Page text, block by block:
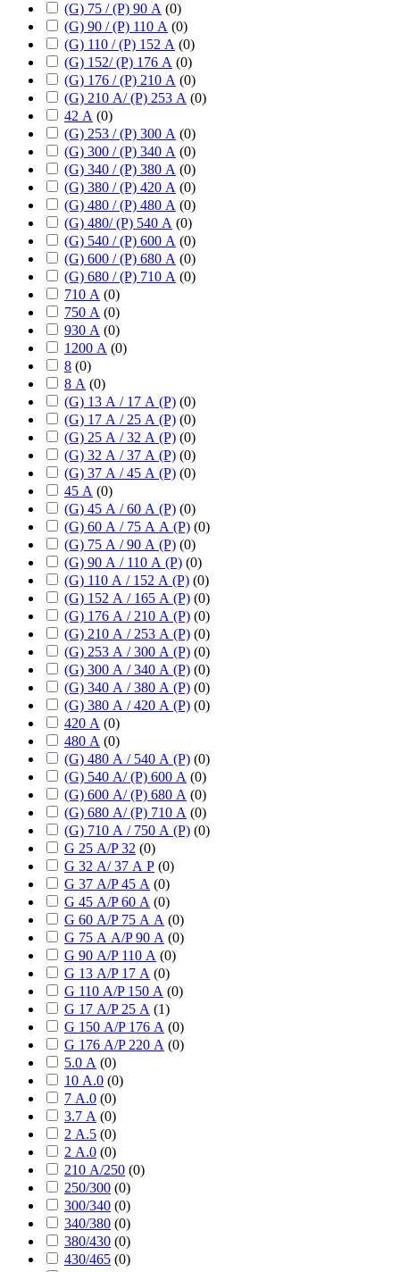
(G) 75 / (P) 90 А (0)
(G) 90 / (P) 110 А (0)
(G) 110 / (P) 152 А (0)
(G) 152/ (P) 176 А (0)
(G) 176 / (P) 210 А (0)
(G) 210 А/ (P) 253 А (0)
42 А (0)
(G) 253 / (P) 300 А (0)
(G) 300 / (P) 340 А (0)
(G) 340 / (P) 380 А (0)
(G) 380 / (P) 420 А (0)
(G) 480 / (P) 480 А (0)
(G) 480/ (P) 540 А (0)
(G) 540 / (P) 600 А (0)
(G) 600 / (P) 680 А (0)
(G) 680 / (P) 710 А (0)
710 А (0)
750 А (0)
930 А (0)
1200 А (0)
8 (0)
8 А (0)
(G) 13 А / 17 А (P) (0)
(G) 17 А / 25 А (P) (0)
(G) 25 А / 32 А (P) (0)
(G) 32 А / 37 А (P) (0)
(G) 37 А / 45 А (P) (0)
45 А (0)
(G) 45 А / 60 А (P) (0)
(G) 60 А / 75 А А (P) (0)
(G) 75 А / 90 А (P) (0)
(G) 90 А / 110 А (P) (0)
(G) 110 А / 152 А (P) (0)
(G) 152 А / 165 А (P) (0)
(G) 176 А / 210 А (P) (0)
(G) 210 А / 253 А (P) (0)
(G) 253 А / 300 А (P) (0)
(G) 300 А / 340 А (P) (0)
(G) 340 А / 380 А (P) (0)
(G) 380 А / 420 А (P) (0)
420 А (0)
480 А (0)
(G) 480 А / 540 А (P) (0)
(G) 540 А/ (P) 600 А (0)
(G) 600 А/ (P) 680 А (0)
(G) 680 А/ (P) 710 А (0)
(G) 710 А / 750 А (P) (0)
G 25 А/P 32 (0)
G 32 А/ 37 А P (0)
G 37 А/P 45 А (0)
G 45 А/P 60 А (0)
G 60 А/P 75 А А (0)
G 75 А А/P 90 А (0)
G 90 А/P 110 А (0)
G 13 А/P 17 А (0)
G 110 А/P 150 А (0)
G 17 А/P 25 А (1)
G 150 А/P 176 А (0)
G 176 А/P 220 А (0)
5.0 А (0)
10 А.0 (0)
7 А.0 (0)
3.7 А (0)
2 А.5 (0)
2 А.0 (0)
210 А/250 (0)
250/300 (0)
300/340 (0)
340/380 (0)
380/430 (0)
430/465 (0)